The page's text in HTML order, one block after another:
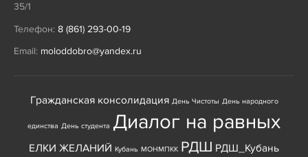
35/1
Телефон: 8 (861) 293-00-19
Email: moloddobro@yandex.ru
Гражданская консолидация День Чистоты День народного
единства День студента Диалог на равных
ЕЛКИ ЖЕЛАНИЙ Кубань МОНМПКК РДШ РДШ_Кубань